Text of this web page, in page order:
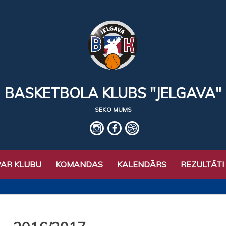
BASKETBOLA KLUBS "JELGAVA"
SEKO MUMS
IG fb basket
KLUBU KOMANDAS KALENDĀRS REZULTĀTI